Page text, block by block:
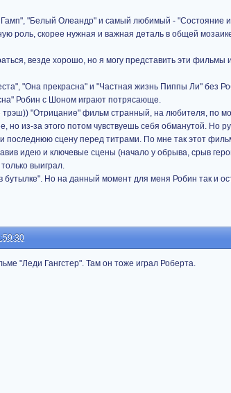
"Белый Олеандр" и самый любимый - "Состояние
роль, скорее нужная и важная деталь в общей
везде хорошо, но я могу представить эти
"Она прекрасна" и "Частная жизнь Пиппы Ли" без
Робин с Шоном играют потрясающе.
трэш)) "Отрицание" фильм странный, на любителя, по
но из-за этого потом чувствуешь себя обманутой. Но
последнюю сцену перед титрами. По мне так этот
идею и ключевые сцены (начало у обрыва, срыв
выиграл.
бутылке". Но на данный момент для меня Робин так и
"Леди Гангстер". Там он тоже играл Роберта.